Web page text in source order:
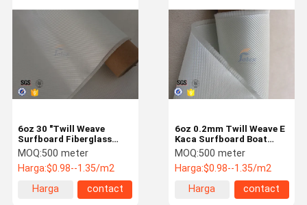
6oz 30 "Twill Weave
Surfboard Fiberglass
Cloth Fabric Surfboard
Glass Fiber Cloth
MOQ:500 meter
Harga:$0.98--1.35/m2
Harga
contact
6oz 0.2mm Twill Weave E
Kaca Surfboard Boat
Fiber Glass Cloth Tahan
Api
MOQ:500 meter
Harga:$0.98--1.35/m2
Harga
contact